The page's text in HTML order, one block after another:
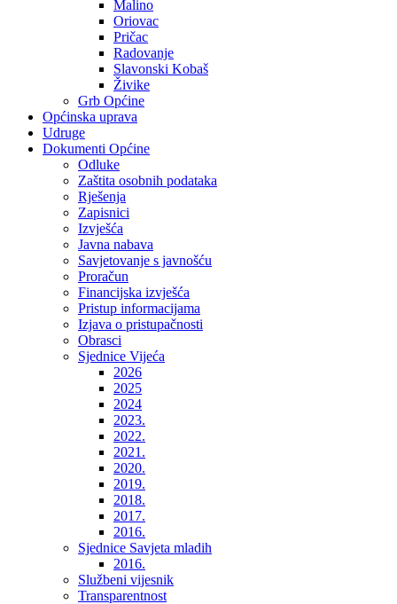
Malino
Oriovac
Pričac
Radovanje
Slavonski Kobaš
Živike
Grb Općine
Općinska uprava
Udruge
Dokumenti Općine
Odluke
Zaštita osobnih podataka
Rješenja
Zapisnici
Izvješća
Javna nabava
Savjetovanje s javnošću
Proračun
Financijska izvješća
Pristup informacijama
Izjava o pristupačnosti
Obrasci
Sjednice Vijeća
2026
2025
2024
2023.
2022.
2021.
2020.
2019.
2018.
2017.
2016.
Sjednice Savjeta mladih
2016.
Službeni vijesnik
Transparentnost